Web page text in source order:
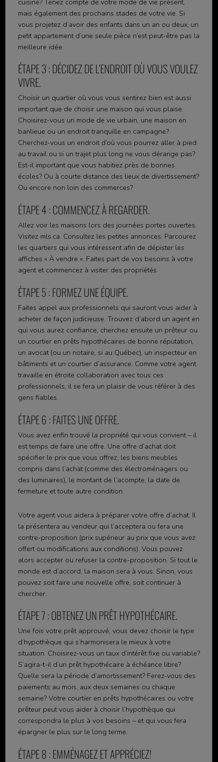
mais également des prochains stades de votre vie. Si
vous projetez d’avoir des enfants dans un an ou deux, un
petit appartement d’une seule pièce n’est peut-être pas la
meilleure idée.
ÉTAPE 3 : DÉCIDEZ DE L’ENDROIT OÙ VOUS VOULEZ
VIVRE.
Choisir un quartier où vous vous sentirez bien est aussi
important que de choisir une maison qui vous plaise.
Choisirez-vous un mode de vie urbain, une maison en
banlieue ou un endroit tranquille en campagne?
Cherchez-vous un endroit d’où vous pourrez aller à pied
au travail ou si un trajet plus long ne vous dérange pas?
Est-il important que vous habitiez près de bonnes
écoles? Ou à courte distance des lieux de divertissement?
Ou encore non loin des commerces?
ÉTAPE 4 : COMMENCEZ À REGARDER.
Allez voir les maisons lors des journées portes ouvertes.
Visitez mls.ca. Consultez les petites annonces. Parcourez
les quartiers qui vous intéressent afin de dépister les
affiches « À vendre ». Faites part de vos besoins à votre
agent et commencez à visiter des propriétés.
ÉTAPE 5 : FORMEZ UNE ÉQUIPE.
Faites appel aux professionnels qui sauront vous aider à
acheter de façon judicieuse. Trouvez d’abord un agent en
qui vous aurez confiance, cherchez ensuite un prêteur ou
un courtier en prêts hypothécaires de bonne réputation,
un avocat (ou un notaire, si au Québec), un inspecteur en
bâtiments et un courtier d’assurance. Comme votre agent
travaille en étroite collaboration avec tous ces
professionnels, il se fera un plaisir de vous référer à des
gens fiables.
ÉTAPE 6 : FAITES UNE OFFRE.
Vous avez enfin trouvé la propriété qui vous convient – il
est temps de faire une offre. Une offre d’achat doit
spécifier le prix que vous offrez, les biens meubles
compris dans l’achat (comme des électroménagers ou
des luminaires), le montant de l’acompte, la date de
fermeture et toute autre condition.
Votre agent vous aidera à préparer votre offre d’achat. Il
la présentera au vendeur qui l’acceptera ou fera une
contre-proposition (prix supérieur au prix que vous avez
offert ou modifications aux conditions). Vous pouvez
alors accepter ou refuser la contre-proposition. Si tout le
monde est d’accord, la maison sera à vous. Sinon, vous
pouvez soit faire une nouvelle offre, soit continuer à
chercher.
ÉTAPE 7 : OBTENEZ UN PRÊT HYPOTHÉCAIRE.
Une fois votre prêt approuvé, vous devez choisir le type
d’hypothèque qui s’harmonisera le mieux à votre
situation. Choisirez-vous un taux d’intérêt fixe ou variable?
S’agira-t-il d’un prêt hypothécaire à échéance libre?
Quelle sera la période d’amortissement? Ferez-vous des
paiements au mois, aux deux semaines ou chaque
semaine? Votre courtier en prêts hypothécaires ou votre
prêteur peut vous aider à choisir l’hypothèque qui
correspondra le plus à vos besoins – et qui vous fera
épargner le plus sur le long terme.
ÉTAPE 8 : EMMÉNAGEZ ET APPRÉCIEZ!